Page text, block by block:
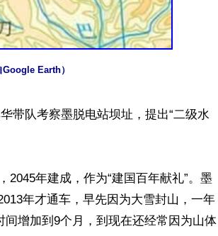
Earth）
带队考察墨脱电站坝址，提出“二级水
2045年建成，作为“建国百年献礼”。墨
年才通车，早先因为大雪封山，一年
增加到9个月，到现在还经常因为山体